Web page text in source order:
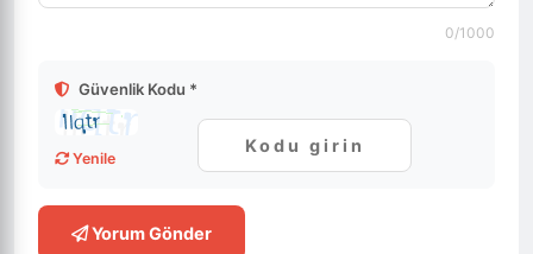
0/1000
Güvenlik Kodu *
Yenile
Yorum Gönder